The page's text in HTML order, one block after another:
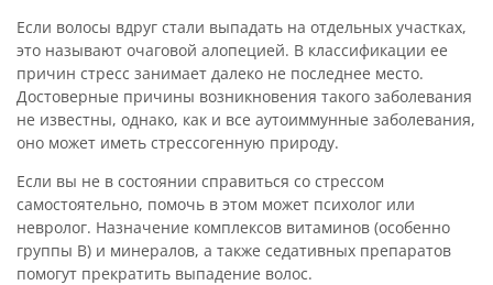
Если волосы вдруг стали выпадать на отдельных участках,
это называют очаговой алопецией. В классификации ее
причин стресс занимает далеко не последнее место.
Достоверные причины возникновения такого заболевания
не известны, однако, как и все аутоиммунные заболевания,
оно может иметь стрессогенную природу.
Если вы не в состоянии справиться со стрессом
самостоятельно, помочь в этом может психолог или
невролог. Назначение комплексов витаминов (особенно
группы В) и минералов, а также седативных препаратов
помогут прекратить выпадение волос.